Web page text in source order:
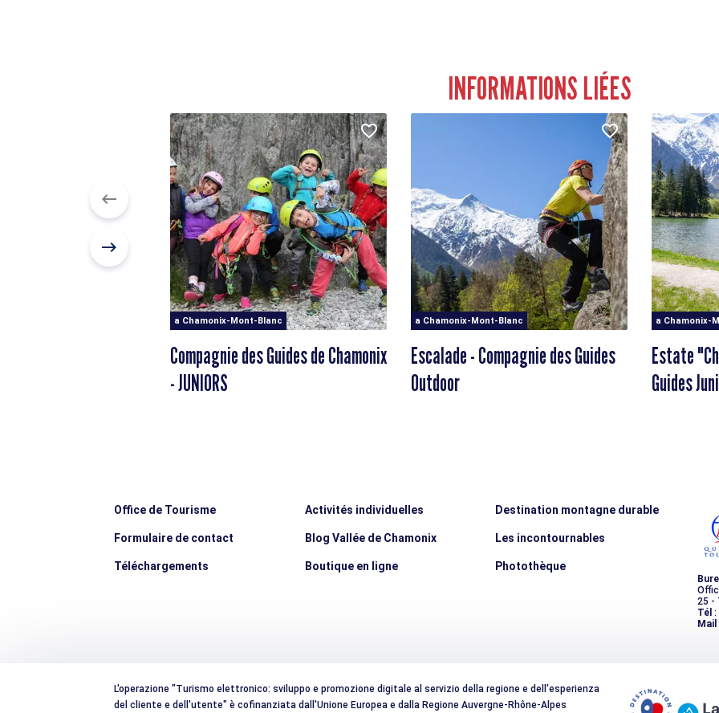
INFORMATIONS LIÉES
a Chamonix-Mont-Blanc
Compagnie des Guides de Chamonix
- JUNIORS
a Chamonix-Mont-Blanc
Escalade - Compagnie des Guides
Outdoor
a Chamonix-
Estate
Guides
Office de Tourisme
Formulaire de contact
Téléchargements
Activités individuelles
Blog Vallée de Chamonix
Boutique en ligne
Destination montagne durable
Les incontournables
Photothèque
25 -
Tél :
Mail
L'operazione "Turismo elettronico: sviluppo e promozione digitale al servizio della regione e dell'esperienza
del cliente e dell'utente" è cofinanziata dall'Unione Europea e dalla Regione Auvergne-Rhône-Alpes